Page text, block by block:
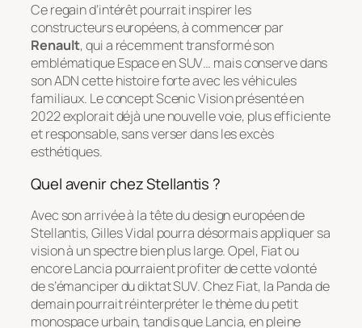
Ce regain d’intérêt pourrait inspirer les
constructeurs européens, à commencer par
Renault, qui a récemment transformé son
emblématique Espace en SUV… mais conserve dans
son ADN cette histoire forte avec les véhicules
familiaux. Le concept Scenic Vision présenté en
2022 explorait déjà une nouvelle voie, plus efficiente
et responsable, sans verser dans les excès
esthétiques.
Quel avenir chez Stellantis ?
Avec son arrivée à la tête du design européen de
Stellantis, Gilles Vidal pourra désormais appliquer sa
vision à un spectre bien plus large. Opel, Fiat ou
encore Lancia pourraient profiter de cette volonté
de s’émanciper du diktat SUV. Chez Fiat, la Panda de
demain pourrait réinterpréter le thème du petit
monospace urbain, tandis que Lancia, en pleine